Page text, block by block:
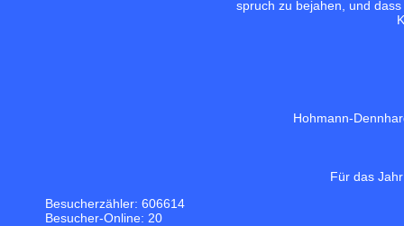
spruch zu bejahen, und
Hohmann-
Für das
Besucherzähler: 606614
Besucher-Online: 20